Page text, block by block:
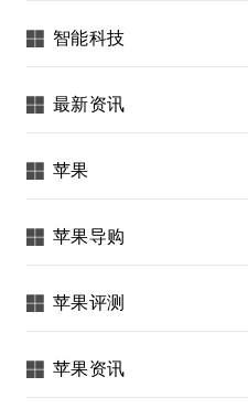
智能科技
最新资讯
苹果
苹果导购
苹果评测
苹果资讯